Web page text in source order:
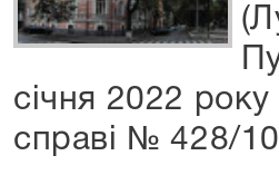
січня 2022
справі № 428/